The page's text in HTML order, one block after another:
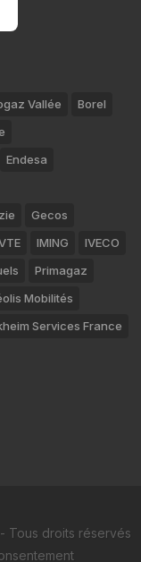
Vallée
Borel
Endesa
Gecos
IMING
IVECO
Primagaz
Mobilités
Services France
Tous droits réservés